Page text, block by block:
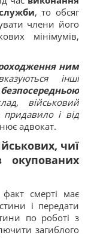
, то обсяг
члени його
мінімумів,
ним
інші
військовий
і від
адвокат.
чиї
смерті має
і передати
по роботі з
загиблого